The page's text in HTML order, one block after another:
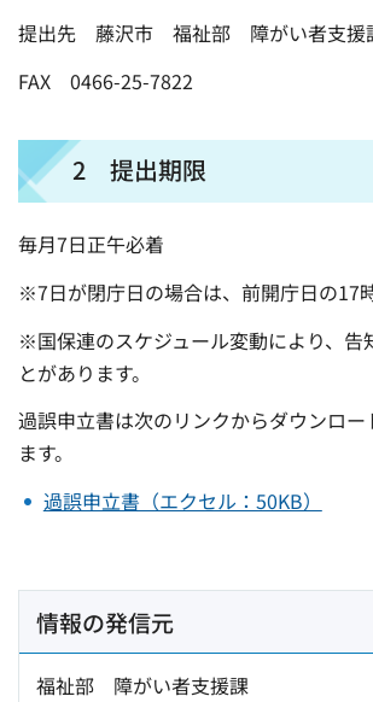
提出先 藤沢市 福祉部 障がい者支援
FAX 0466-25-7822
2 提出期限
毎月7日正午必着
※7日が閉庁日の場合は、前開庁日の17
※国保連のスケジュール変動により、告
とがあります。
過誤申立書は次のリンクからダウンロー
ます。
過誤申立書（エクセル：50KB）
情報の発信元
福祉部 障がい者支援課